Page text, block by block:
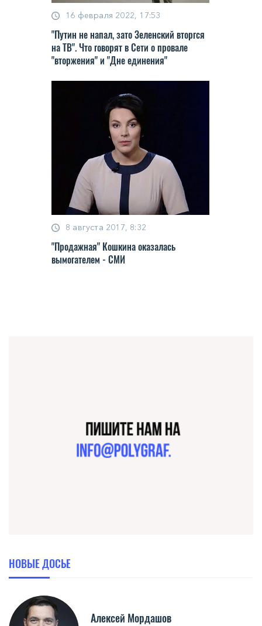
16 февраля 2022, 17:53
"Путин не напал, зато Зеленский вторгся
на ТВ". Что говорят в Сети о провале
"вторжения" и "Дне единения"
8 августа 2017, 8:32
"Продажная" Кошкина оказалась
вымогателем - СМИ
НОВЫЕ ДОСЬЕ
Алексей Мордашов